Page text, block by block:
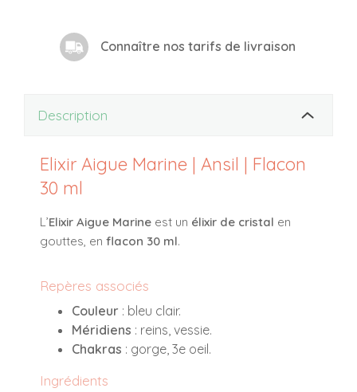
Connaître nos tarifs de livraison
Description
Elixir Aigue Marine | Ansil | Flacon
30 ml
L’Elixir Aigue Marine est un élixir de cristal en
gouttes, en flacon 30 ml.
Repères associés
Couleur : bleu clair.
Méridiens : reins, vessie.
Chakras : gorge, 3e oeil.
Ingrédients